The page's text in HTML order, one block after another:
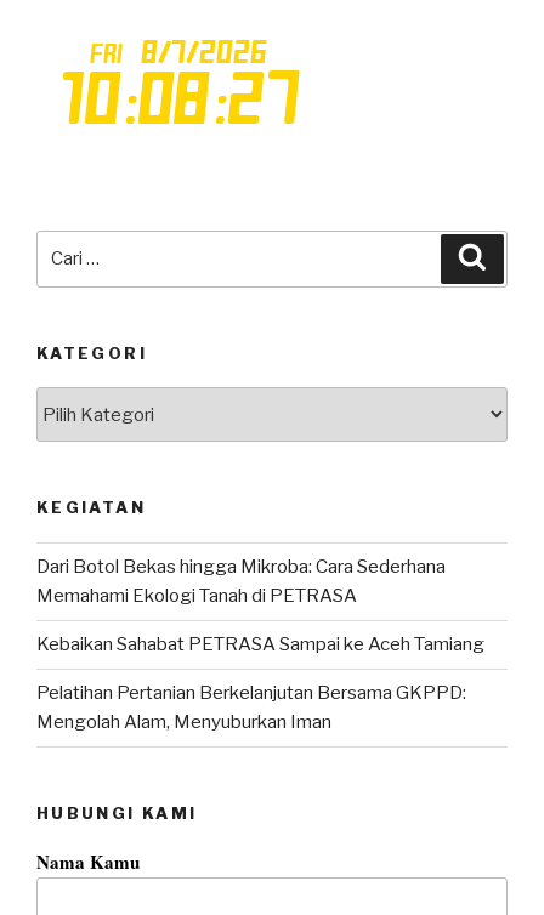
KATEGORI
KEGIATAN
Dari Botol Bekas hingga Mikroba: Cara Sederhana
Memahami Ekologi Tanah di PETRASA
Kebaikan Sahabat PETRASA Sampai ke Aceh Tamiang
Pelatihan Pertanian Berkelanjutan Bersama GKPPD:
Mengolah Alam, Menyuburkan Iman
HUBUNGI KAMI
Nama Kamu